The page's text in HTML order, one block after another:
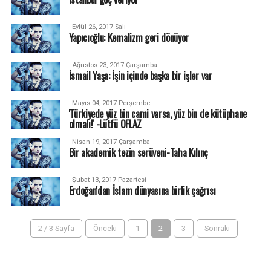
Eylül 26, 2017 Salı
Yapıcıoğlu: Kemalizm geri dönüyor
Ağustos 23, 2017 Çarşamba
İsmail Yaşa: İşin içinde başka bir işler var
Mayıs 04, 2017 Perşembe
'Türkiyede yüz bin cami varsa, yüz bin de kütüphane
olmalı!' -Lütfü OFLAZ
Nisan 19, 2017 Çarşamba
Bir akademik tezin serüveni-Taha Kılınç
Şubat 13, 2017 Pazartesi
Erdoğan'dan İslam dünyasına birlik çağrısı
2 / 3 Sayfa Önceki 1 2 3 Sonraki